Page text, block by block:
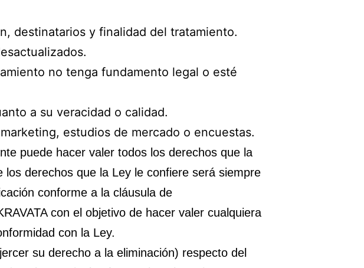
destinatarios y finalidad del tratamiento.
no tenga fundamento legal o esté
a su veracidad o calidad.
estudios de mercado o encuestas.
puede hacer valer todos los derechos que la
derechos que la Ley le confiere será siempre
conforme a la cláusula de
con el objetivo de hacer valer cualquiera
con la Ley.
su derecho a la eliminación) respecto del